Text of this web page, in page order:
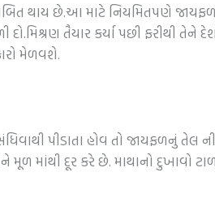
થાય છે.આ માટે નિયમિતપણે
તૈયાર કર્યા પછી ફરીથી
મેળવશે.
પીડાતા હોવ તો જાયફળનું
માંથી દૂર કરે છે. માથાનો દુખાવો